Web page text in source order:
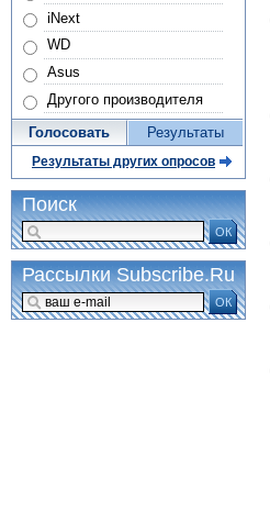
iNext
WD
Asus
Другого производителя
Голосовать Результаты
Результаты других опросов
Поиск
ОК
Рассылки Subscribe.Ru
ОК